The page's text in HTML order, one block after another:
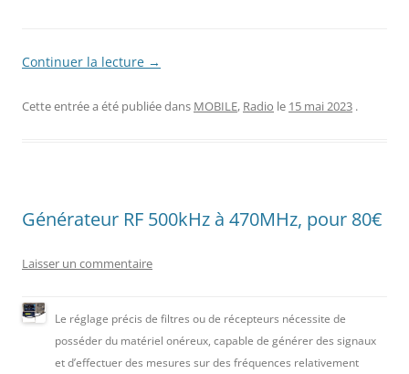
Continuer la lecture →
Cette entrée a été publiée dans MOBILE, Radio le 15 mai 2023 .
Générateur RF 500kHz à 470MHz, pour 80€
Laisser un commentaire
Le réglage précis de filtres ou de récepteurs nécessite de
posséder du matériel onéreux, capable de générer des signaux
et d’effectuer des mesures sur des fréquences relativement